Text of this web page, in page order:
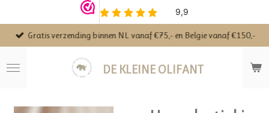
direct
naar
hoofdinhoud
DE KLEINE OLIFANT
Gratis verzending binnen NL vanaf €75,- en Belgie vanaf €150,-